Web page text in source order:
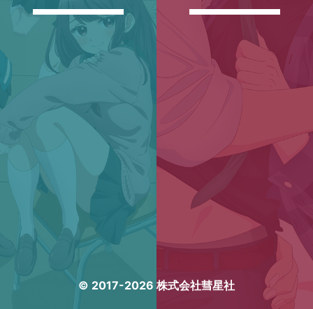
© 2017-2026 株式会社彗星社